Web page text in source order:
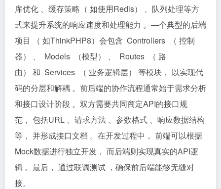
库优化 、缓存策略（ 如使用Redis） 、队列处理等方
式来提升系统的响应速度和处理能力 。—个典型的后端
项目 （ 如ThinkPHP8）会包含 Controllers （ 控制
器） 、 Models （模型） 、 Routes （ 路
由） 和 Services （ 业务逻辑层） 等模块， 以实现代
码的分层和解耦 。前后端的协作流程通常始于需求分析
和接口设计阶段 。双方需要共同商定API的接口规
范， 包括URL 、请求方法 、参数格式 、响应数据结构
等， 并形成接口文档 。在开发过程中， 前端可以根据
Mock数据进行独立开发， 而后端则实现真实的API逻
辑 。最后， 通过联调测试 ，确保前后端能够无缝对
接。